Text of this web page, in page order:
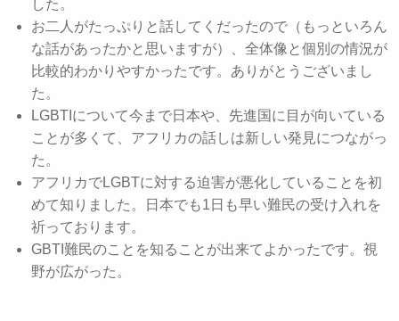
した。
お二人がたっぷりと話してくだったので（もっといろん
な話があったかと思いますが）、全体像と個別の情況が
比較的わかりやすかったです。ありがとうございまし
た。
LGBTIについて今まで日本や、先進国に目が向いている
ことが多くて、アフリカの話しは新しい発見につながっ
た。
アフリカでLGBTに対する迫害が悪化していることを初
めて知りました。日本でも1日も早い難民の受け入れを
祈っております。
GBTI難民のことを知ることが出来てよかったです。視
野が広がった。